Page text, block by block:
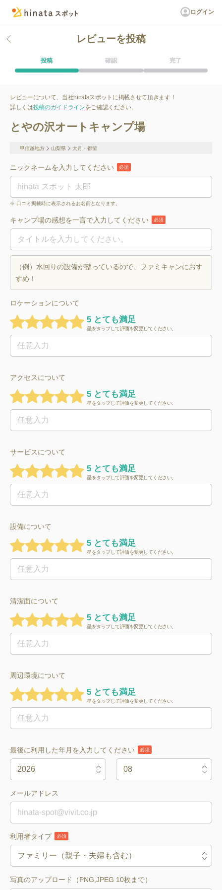
ログイン
レビューを投稿
投稿 確認 完了
レビューについて、当社hinataスポットに掲載させて頂きます！
詳しくは投稿のガイドラインをご確認ください。
とやの沢オートキャンプ場
甲信越地方 山梨県 大月・都留
ニックネームを入力してください 必須
※ 口コミ掲載時に表示されるお名前となります。
キャンプ場の感想を一言で入力してください 必須
（例）水回りの設備が整っているので、ファミキャンにおす
すめ！
ロケーションについて
5 とても満足
星をタップして評価を変更してください。
アクセスについて
5 とても満足
星をタップして評価を変更してください。
サービスについて
5 とても満足
星をタップして評価を変更してください。
設備について
5 とても満足
星をタップして評価を変更してください。
清潔面について
5 とても満足
星をタップして評価を変更してください。
周辺環境について
5 とても満足
星をタップして評価を変更してください。
最後に利用した年月を入力してください 必須
メールアドレス
利用者タイプ 必須
写真のアップロード（PNG,JPEG 10枚まで）